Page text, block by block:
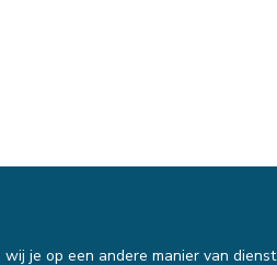
je op een andere manier van dienst